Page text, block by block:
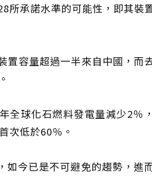
所承諾水準的可能性，即其裝
置容量超過一半來自中國，而
全球化石燃料發電量減少2％
次低於60％。
如今已是不可避免的趨勢，進